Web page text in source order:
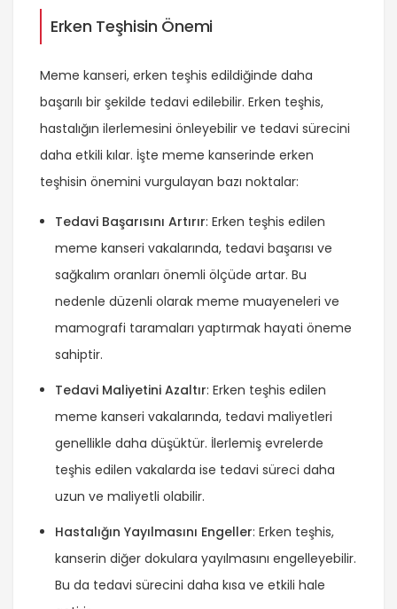
Erken Teşhisin Önemi
Meme kanseri, erken teşhis edildiğinde daha
başarılı bir şekilde tedavi edilebilir. Erken teşhis,
hastalığın ilerlemesini önleyebilir ve tedavi sürecini
daha etkili kılar. İşte meme kanserinde erken
teşhisin önemini vurgulayan bazı noktalar:
Tedavi Başarısını Artırır: Erken teşhis edilen
meme kanseri vakalarında, tedavi başarısı ve
sağkalım oranları önemli ölçüde artar. Bu
nedenle düzenli olarak meme muayeneleri ve
mamografi taramaları yaptırmak hayati öneme
sahiptir.
Tedavi Maliyetini Azaltır: Erken teşhis edilen
meme kanseri vakalarında, tedavi maliyetleri
genellikle daha düşüktür. İlerlemiş evrelerde
teşhis edilen vakalarda ise tedavi süreci daha
uzun ve maliyetli olabilir.
Hastalığın Yayılmasını Engeller: Erken teşhis,
kanserin diğer dokulara yayılmasını engelleyebilir.
Bu da tedavi sürecini daha kısa ve etkili hale